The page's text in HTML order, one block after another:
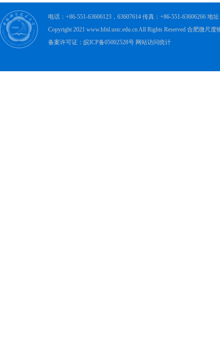
电话：+86-551-63606123，63607614 传真：+86-551-63606266 地
Copyright 2021 www.hfnl.ustc.edu.cn All Rights Reserved 合肥微尺
备案许可证：皖ICP备05002528号 网站访问统计